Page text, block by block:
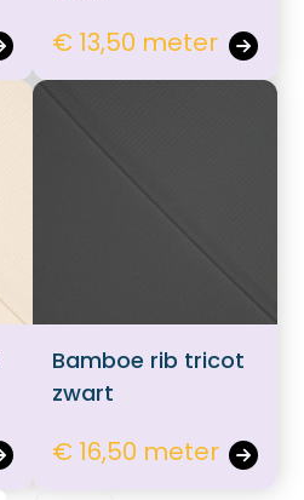
€ 13,50 meter
Bamboe rib tricot
zwart
€ 16,50 meter